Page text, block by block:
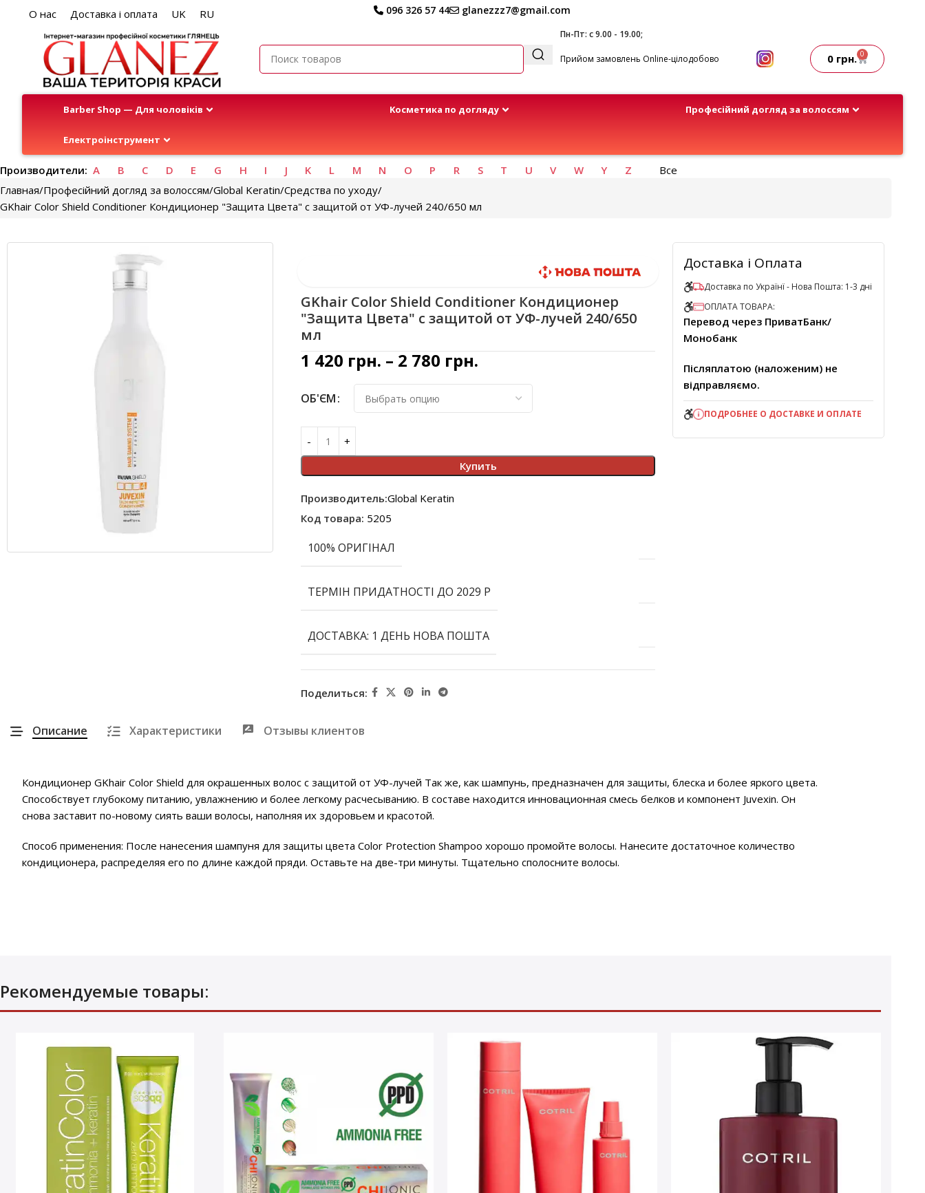
О нас Доставка і оплата UK RU 096 326 57 44 glanezzz7@gmail.com
Пн-Пт: с 9.00 - 19.00;
Прийом замовлень Online-цілодобово 0 грн. 0
Barber Shop — Для чоловіків Kосметика по догляду Професійний догляд за волоссям
Електроінструмент
Производители: A B C D E G H I J K L M N O P R S T U V W Y Z
Все
Главная Професійний догляд за волоссям Global Keratin Средства по уходу
GKhair Color Shield Conditioner Кондиционер "Защита Цвета" с защитой от УФ-лучей 240/650 мл
GKhair Color Shield Conditioner Кондиционер
"Защита Цвета" с защитой от УФ-лучей 240/650
мл
1 420 грн. – 2 780 грн.
ОБ'ЄМ
Купить
Производитель:Global Keratin
Код товара: 5205
100% ОРИГІНАЛ
ТЕРМІН ПРИДАТНОСТІ ДО 2029 Р
ДОСТАВКА: 1 ДЕНЬ НОВА ПОШТА
Поделиться:
Доставка і Оплата
Доставка по Українї - Нова Пошта: 1-3 дні
ОПЛАТА ТОВАРА:
Перевод через ПриватБанк/
Монобанк
Післяплатою (наложеним) не
відправляємо.
ПОДРОБНЕЕ О ДОСТАВКЕ И ОПЛАТЕ
Описание Характеристики Отзывы клиентов
Кондиционер GKhair Color Shield для окрашенных волос с защитой от УФ-лучей Так же, как шампунь, предназначен для защиты, блеска и более яркого цвета.
Способствует глубокому питанию, увлажнению и более легкому расчесыванию. В составе находится инновационная смесь белков и компонент Juvexin. Он
снова заставит по-новому сиять ваши волосы, наполняя их здоровьем и красотой.
Способ применения: После нанесения шампуня для защиты цвета Color Protection Shampoo хорошо промойте волосы. Нанесите достаточное количество
кондиционера, распределяя его по длине каждой пряди. Оставьте на две-три минуты. Тщательно сполосните волосы.
Рекомендуемые товары: